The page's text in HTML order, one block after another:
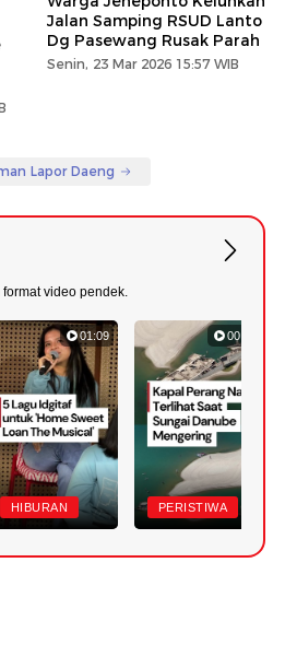
Jalan Samping RSUD Lanto
Dg Pasewang Rusak Parah
Senin, 23 Mar 2026 15:57 WIB
Lapor Daeng
video pendek.
01:09
HIBURAN
00:50
PERISTIWA